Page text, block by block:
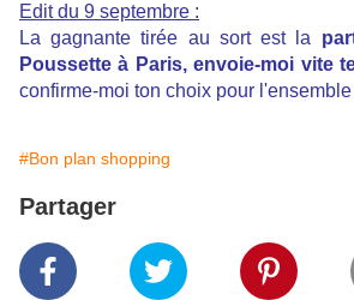
Edit du 9 septembre :
La gagnante tirée au sort est la
Poussette à Paris, envoie-moi vite
confirme-moi ton choix pour
#Bon plan shopping
Partager